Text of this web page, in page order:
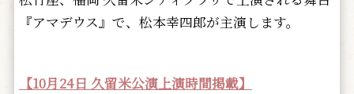
『アマデウス』で、松本幸四郎が主演します。
【10月24日 久留米公演上演時間掲載】